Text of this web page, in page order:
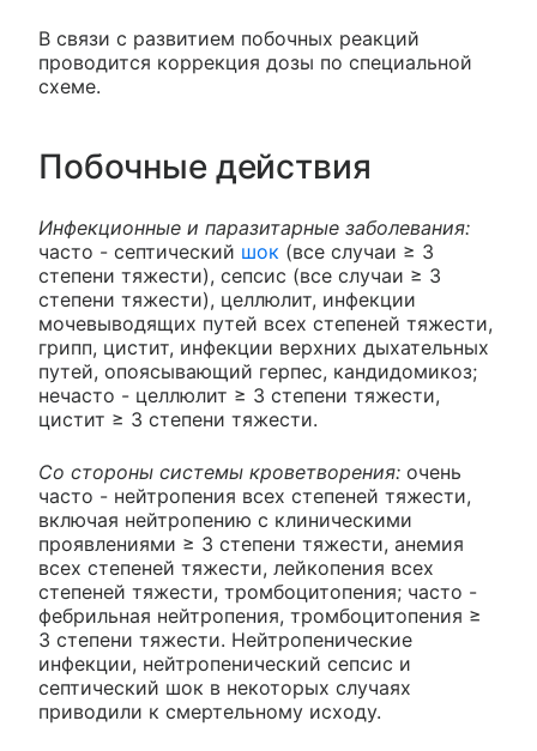
В связи с развитием побочных реакций
проводится коррекция дозы по специальной
схеме.
Побочные действия
Инфекционные и паразитарные заболевания:
часто - септический шок (все случаи ≥ 3
степени тяжести), сепсис (все случаи ≥ 3
степени тяжести), целлюлит, инфекции
мочевыводящих путей всех степеней тяжести,
грипп, цистит, инфекции верхних дыхательных
путей, опоясывающий герпес, кандидомикоз;
нечасто - целлюлит ≥ 3 степени тяжести,
цистит ≥ 3 степени тяжести.
Со стороны системы кроветворения: очень
часто - нейтропения всех степеней тяжести,
включая нейтропению с клиническими
проявлениями ≥ 3 степени тяжести, анемия
всех степеней тяжести, лейкопения всех
степеней тяжести, тромбоцитопения; часто -
фебрильная нейтропения, тромбоцитопения ≥
3 степени тяжести. Нейтропенические
инфекции, нейтропенический сепсис и
септический шок в некоторых случаях
приводили к смертельному исходу.